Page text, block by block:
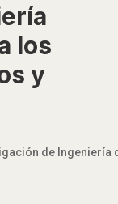
los
y
de Ingeniería